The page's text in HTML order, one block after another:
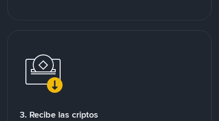
3. Recibe las criptos